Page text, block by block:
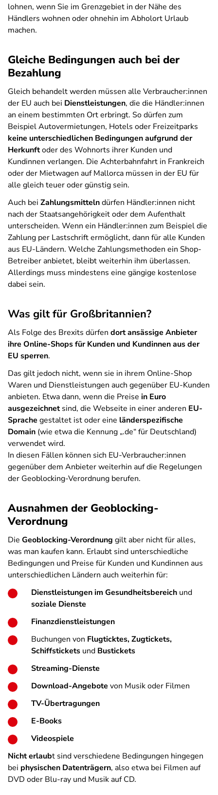
lohnen, wenn Sie im Grenzgebiet in der Nähe des
Händlers wohnen oder ohnehin im Abholort Urlaub
machen.
Gleiche Bedingungen auch bei der
Bezahlung
Gleich behandelt werden müssen alle Verbraucher:innen
der EU auch bei Dienstleistungen, die die Händler:innen
an einem bestimmten Ort erbringt. So dürfen zum
Beispiel Autovermietungen, Hotels oder Freizeitparks
keine unterschiedlichen Bedingungen aufgrund der
Herkunftoder des Wohnorts ihrer Kunden und
Kundinnen verlangen. Die Achterbahnfahrt in Frankreich
oder der Mietwagen auf Mallorca müssen in der EU für
alle gleich teuer oder günstig sein.
Auch bei Zahlungsmittelndürfen Händler:innen nicht
nach der Staatsangehörigkeit oder dem Aufenthalt
unterscheiden. Wenn ein Händler:innen zum Beispiel die
Zahlung per Lastschrift ermöglicht, dann für alle Kunden
aus EU-Ländern. Welche Zahlungsmethoden ein Shop-
Betreiber anbietet, bleibt weiterhin ihm überlassen.
Allerdings muss mindestens eine gängige kostenlose
dabei sein.
Was gilt für Großbritannien?
Als Folge des Brexits dürfen dort ansässige Anbieter
ihre Online-Shops für Kunden und Kundinnen aus der
EU sperren.
Das gilt jedoch nicht, wenn sie in ihrem Online-Shop
Waren und Dienstleistungen auch gegenüber EU-Kunden
anbieten. Etwa dann, wenn die Preise in Euro
ausgezeichnetsind, die Webseite in einer anderen EU-
Sprache gestaltet ist oder eine länderspezifische
Domain (wie etwa die Kennung „.de“ für Deutschland)
verwendet wird.
In diesen Fällen können sich EU-Verbraucher:innen
gegenüber dem Anbieter weiterhin auf die Regelungen
der Geoblocking-Verordnung berufen.
Ausnahmen der Geoblocking-
Verordnung
Die Geoblocking-Verordnung gilt aber nicht für alles,
was man kaufen kann. Erlaubt sind unterschiedliche
Bedingungen und Preise für Kunden und Kundinnen aus
unterschiedlichen Ländern auch weiterhin für:
Dienstleistungen im Gesundheitsbereich und
soziale Dienste
Finanzdienstleistungen
Buchungen von Flugticktes, Zugtickets,
Schiffstickets und Bustickets
Streaming-Dienste
Download-Angebote von Musik oder Filmen
TV-Übertragungen
E-Books
Videospiele
Nicht erlaubt sind verschiedene Bedingungen hingegen
bei physischen Datenträgern, also etwa bei Filmen auf
DVD oder Blu-ray und Musik auf CD.